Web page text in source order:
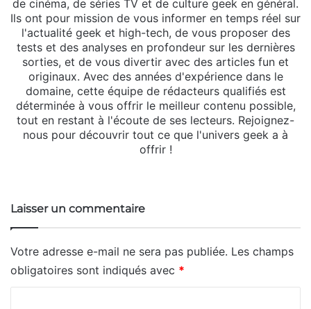
de cinéma, de séries TV et de culture geek en général.
Ils ont pour mission de vous informer en temps réel sur
l'actualité geek et high-tech, de vous proposer des
tests et des analyses en profondeur sur les dernières
sorties, et de vous divertir avec des articles fun et
originaux. Avec des années d'expérience dans le
domaine, cette équipe de rédacteurs qualifiés est
déterminée à vous offrir le meilleur contenu possible,
tout en restant à l'écoute de ses lecteurs. Rejoignez-
nous pour découvrir tout ce que l'univers geek a à
offrir !
Laisser un commentaire
Votre adresse e-mail ne sera pas publiée. Les champs
obligatoires sont indiqués avec *